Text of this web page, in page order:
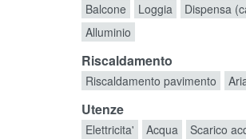
Balcone Loggia Dispensa
Alluminio
Riscaldamento
Riscaldamento pavimento
Utenze
Elettricita' Acqua Scarico